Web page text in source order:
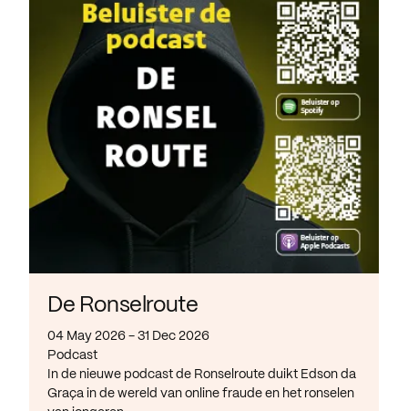
De Ronselroute
04 May 2026 - 31 Dec 2026
Podcast
In de nieuwe podcast de Ronselroute duikt Edson da
Graça in de wereld van online fraude en het ronselen